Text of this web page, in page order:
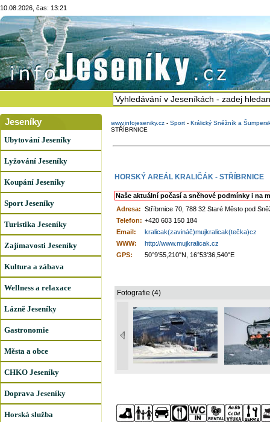
10.08.2026, čas: 13:21
Jeseníky
Ubytování Jeseníky
Lyžování Jeseníky
Koupání Jeseníky
Sport Jeseníky
Turistika Jeseníky
Zajímavosti Jeseníky
Kultura a zábava
Wellness a relaxace
Lázně Jeseníky
Gastronomie
Města a obce
CHKO Jeseníky
Doprava Jeseníky
Horská služba
www.infojeseniky.cz - Sport - Králický Sněžník a
STŘÍBRNICE
HORSKÝ AREÁL KRALIČÁK - STŘÍBRNICE
Naše aktuální počasí a sněhové podmínky i na
Adresa: Stříbrnice 70, 788 32 Staré Město pod
Telefon: +420 603 150 184
Email:
kralicak(zavináč)mujkralicak(tečka)cz
WWW:
http://www.mujkralicak.cz
GPS:
50°9'55,210"N, 16°53'36,540"E
Fotografie (4)